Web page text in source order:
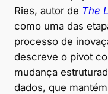
Ries, autor de The
como uma das
processo de
descreve o pivot
mudança
dados, que